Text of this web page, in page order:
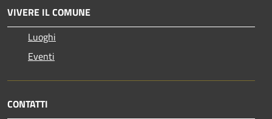
VIVERE IL COMUNE
Luoghi
Eventi
CONTATTI